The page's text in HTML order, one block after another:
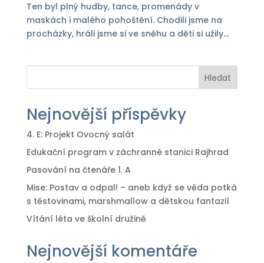
Ten byl plný hudby, tance, promenády v
maskách i malého pohoštění. Chodili jsme na
procházky, hráli jsme si ve sněhu a děti si užily...
Hledat
Nejnovější příspěvky
4. E: Projekt Ovocný salát
Edukační program v záchranné stanici Rajhrad
Pasování na čtenáře 1. A
Mise: Postav a odpal! – aneb když se věda potká
s těstovinami, marshmallow a dětskou fantazií
Vítání léta ve školní družině
Nejnovější komentáře